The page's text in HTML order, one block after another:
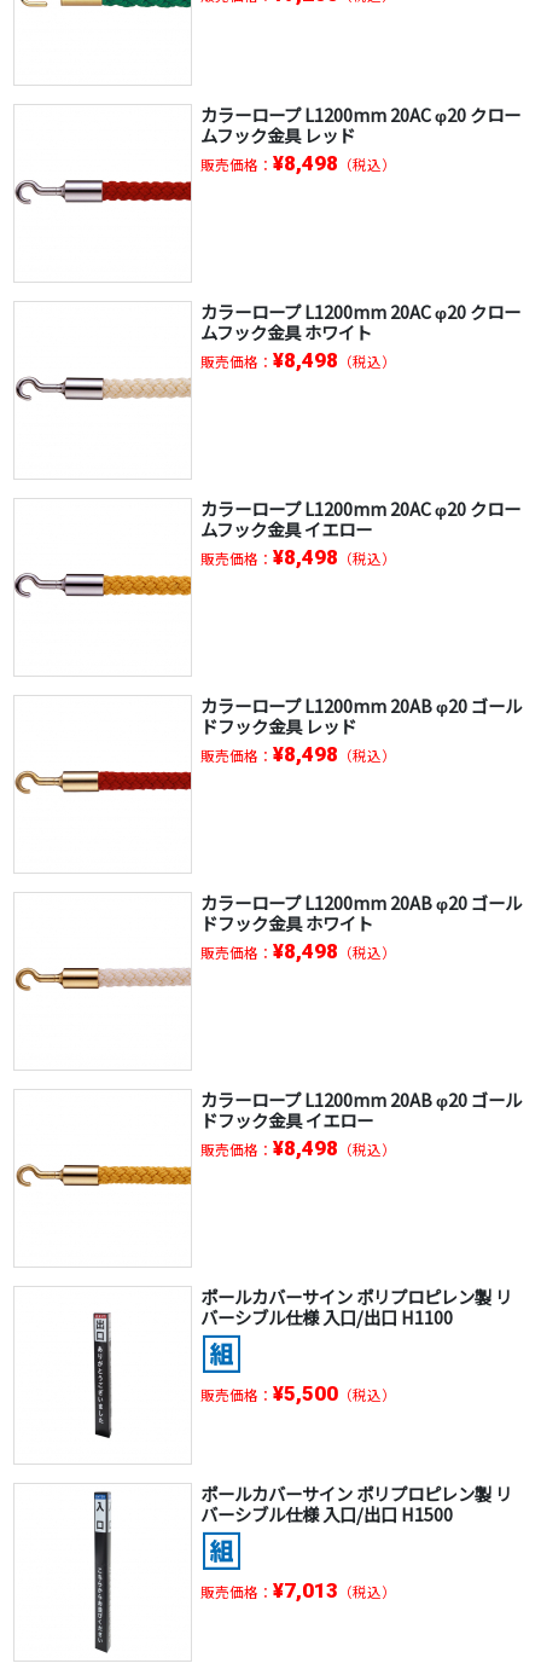
カラーロープ L1200mm 20AC φ20 クロー
ムフック金具 レッド
販売価格： ¥8,498 （税込）
カラーロープ L1200mm 20AC φ20 クロー
ムフック金具 ホワイト
販売価格： ¥8,498 （税込）
カラーロープ L1200mm 20AC φ20 クロー
ムフック金具 イエロー
販売価格： ¥8,498 （税込）
カラーロープ L1200mm 20AB φ20 ゴール
ドフック金具 レッド
販売価格： ¥8,498 （税込）
カラーロープ L1200mm 20AB φ20 ゴール
ドフック金具 ホワイト
販売価格： ¥8,498 （税込）
カラーロープ L1200mm 20AB φ20 ゴール
ドフック金具 イエロー
販売価格： ¥8,498 （税込）
ポールカバーサイン ポリプロピレン製 リ
バーシブル仕様 入口/出口 H1100
販売価格： ¥5,500（税込）
ポールカバーサイン ポリプロピレン製 リ
バーシブル仕様 入口/出口 H1500
販売価格： ¥7,013 （税込）